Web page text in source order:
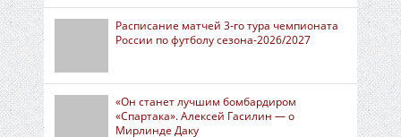
Расписание матчей 3-го тура чемпионата
России по футболу сезона-2026/2027
«Он станет лучшим бомбардиром
«Спартака». Алексей Гасилин — о
Мирлинде Даку